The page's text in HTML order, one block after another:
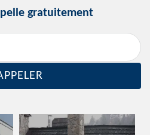
gratuitement